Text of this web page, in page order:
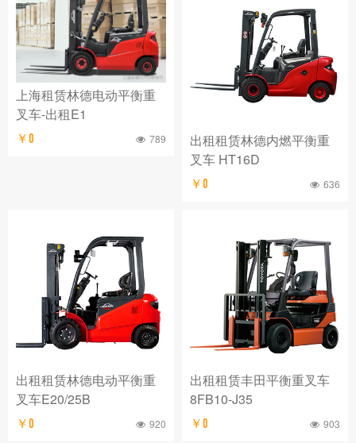
上海租赁林德电动平衡重
叉车-出租E1
￥0 789
出租租赁林德内燃平衡重
叉车 HT16D
￥0 636
出租租赁林德电动平衡重
叉车E20/25B
￥0 920
出租租赁丰田平衡重叉车
8FB10-J35
￥0 903